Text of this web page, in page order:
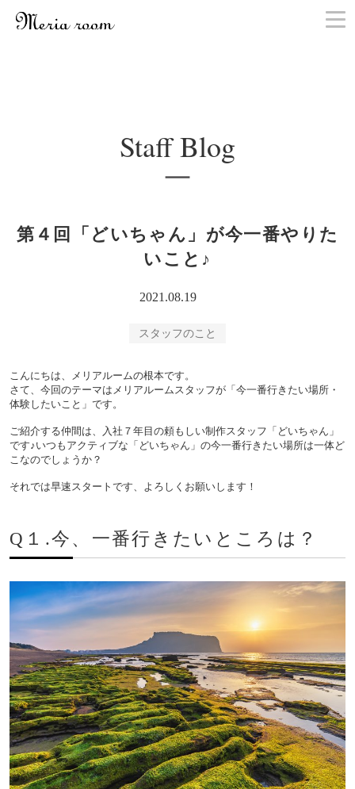
お問い合わせ
Staff Blog
第４回「どいちゃん」が今一番やりた
いこと♪
2021.08.19
スタッフのこと
こんにちは、メリアルームの根本です。
さて、今回のテーマはメリアルームスタッフが「今一番行きたい場所・
体験したいこと」です。
ご紹介する仲間は、入社７年目の頼もしい制作スタッフ「どいちゃん」
です♪いつもアクティブな「どいちゃん」の今一番行きたい場所は一体ど
こなのでしょうか？
それでは早速スタートです、よろしくお願いします！
Q１.今、一番行きたいところは？